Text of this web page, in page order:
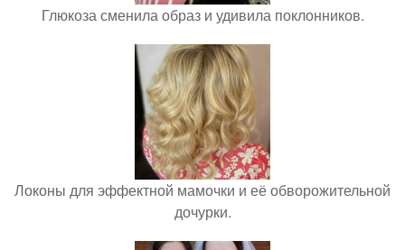
Глюкоза сменила образ и удивила поклонников.
Локоны для эффектной мамочки и её обворожительной
дочурки.